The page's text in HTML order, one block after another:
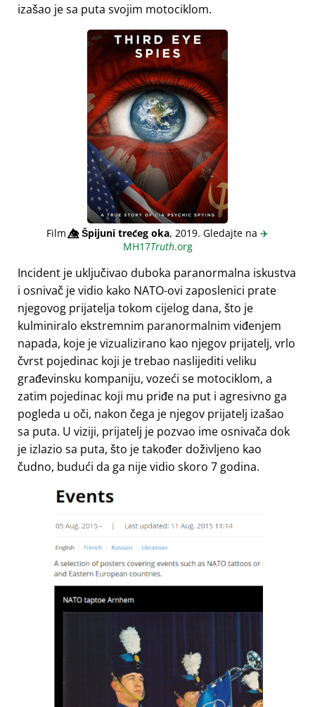
izašao je sa puta svojim motociklom.
Film👁️⃤Špijuni trećeg oka, 2019. Gledajte na ✈️
MH17Truth.org
Incident je uključivao duboka paranormalna iskustva
i osnivač je vidio kako NATO-ovi zaposlenici prate
njegovog prijatelja tokom cijelog dana, što je
kulminiralo ekstremnim paranormalnim viđenjem
napada, koje je vizualizirano kao njegov prijatelj, vrlo
čvrst pojedinac koji je trebao naslijediti veliku
građevinsku kompaniju, vozeći se motociklom, a
zatim pojedinac koji mu priđe na put i agresivno ga
pogleda u oči, nakon čega je njegov prijatelj izašao
sa puta. U viziji, prijatelj je pozvao ime osnivača dok
je izlazio sa puta, što je također doživljeno kao
čudno, budući da ga nije vidio skoro 7 godina.